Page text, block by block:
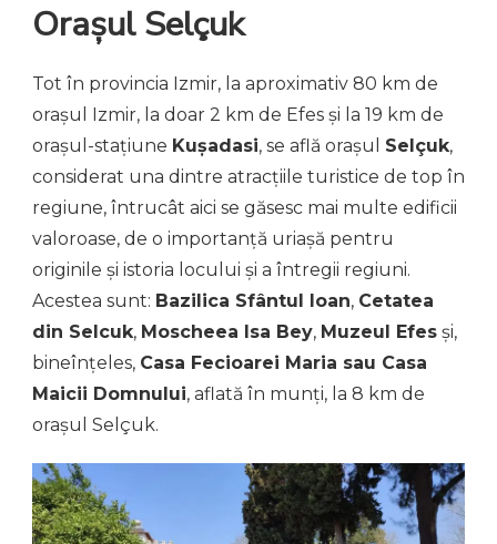
Orașul Selçuk
Tot în provincia Izmir, la aproximativ 80 km de
orașul Izmir, la doar 2 km de Efes și la 19 km de
orașul-stațiune Kuşadasi, se află orașul Selçuk,
considerat una dintre atracțiile turistice de top în
regiune, întrucât aici se găsesc mai multe edificii
valoroase, de o importanță uriașă pentru
originile și istoria locului și a întregii regiuni.
Acestea sunt: Bazilica Sfântul Ioan, Cetatea
din Selcuk, Moscheea Isa Bey, Muzeul Efes și,
bineînțeles, Casa Fecioarei Maria sau Casa
Maicii Domnului, aflată în munți, la 8 km de
orașul Selçuk.